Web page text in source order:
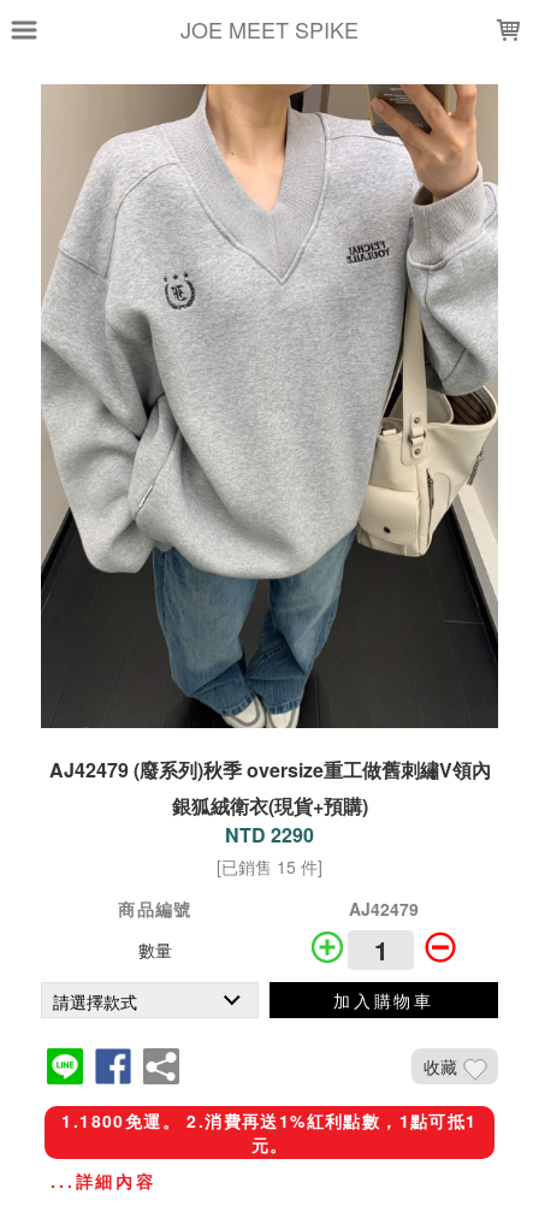
JOE MEET SPIKE
AJ42479 (廢系列)秋季 oversize重工做舊刺繡V領內
銀狐絨衛衣(現貨+預購)
NTD 2290
[已銷售 15 件]
商品編號
AJ42479
數量
加入購物車
收藏
1.1800免運。 2.消費再送1%紅利點數，1點可抵1
元。
...詳細內容